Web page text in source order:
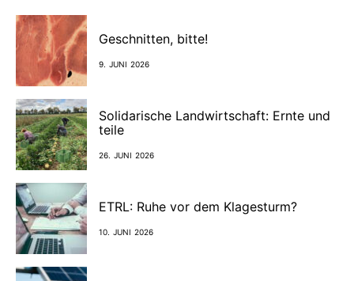
Geschnitten, bitte!
9. JUNI 2026
Solidarische Landwirtschaft: Ernte und
teile
26. JUNI 2026
ETRL: Ruhe vor dem Klagesturm?
10. JUNI 2026